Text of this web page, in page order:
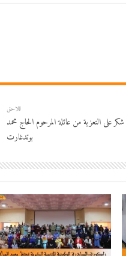
اللاحق
شكر على التعزية‎ من عائلة المرحوم الحاج محمد
بوتدغارت